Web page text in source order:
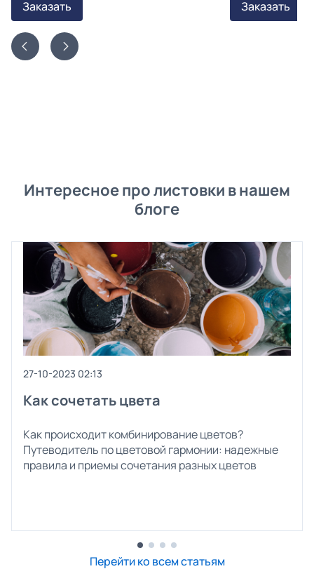
Заказать Заказать
Интересное про листовки в нашем
блоге
27-10-2023 02:13
Как сочетать цвета
Как происходит комбинирование цветов?
Путеводитель по цветовой гармонии: надежные
правила и приемы сочетания разных цветов
Перейти ко всем статьям